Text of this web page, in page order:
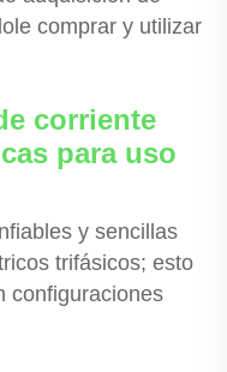
comprar y utilizar
corriente
para uso
y sencillas
trifásicos; esto
configuraciones